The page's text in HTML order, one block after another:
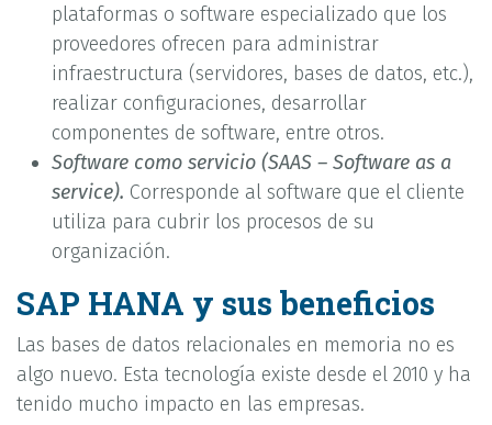
plataformas o software especializado que los
proveedores ofrecen para administrar
infraestructura (servidores, bases de datos, etc.),
realizar configuraciones, desarrollar
componentes de software, entre otros.
Software como servicio (SAAS – Software as a
service). Corresponde al software que el cliente
utiliza para cubrir los procesos de su
organización.
SAP HANA y sus beneficios
Las bases de datos relacionales en memoria no es
algo nuevo. Esta tecnología existe desde el 2010 y ha
tenido mucho impacto en las empresas.